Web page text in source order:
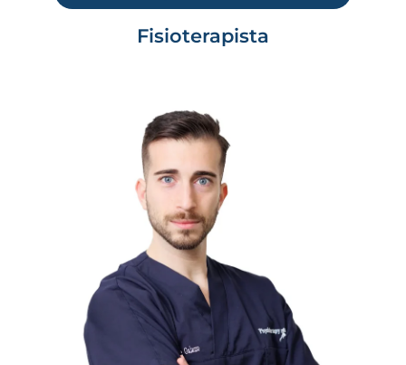
Fisioterapista